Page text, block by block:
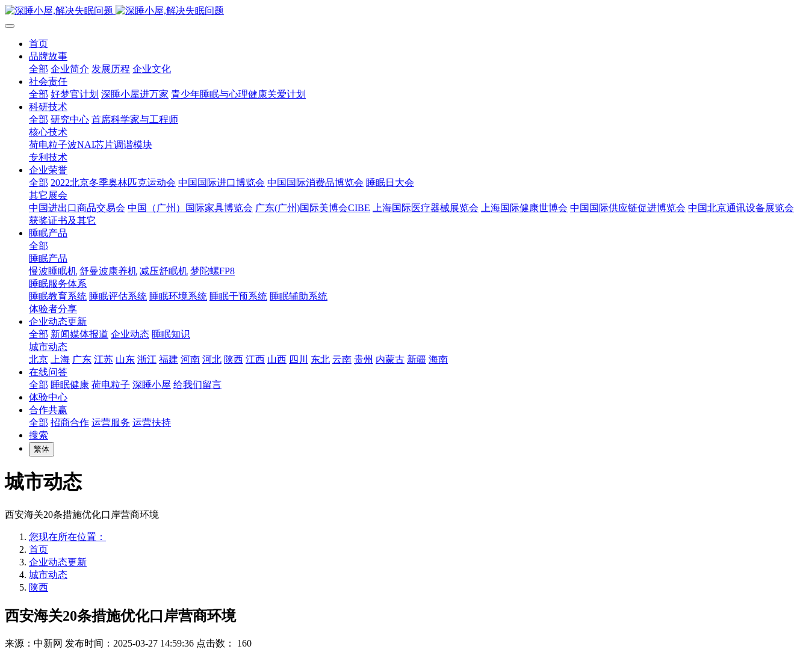
首页
品牌故事
全部 企业简介 发展历程 企业文化
社会责任
全部 好梦官计划 深睡小屋进万家 青少年睡眠与心理健康关爱计划
科研技术
全部 研究中心 首席科学家与工程师
核心技术
荷电粒子波NAI芯片调谐模块
专利技术
企业荣誉
全部 2022北京冬季奥林匹克运动会 中国国际进口博览会 中国国际消费品博览会 睡眠日大会
其它展会
中国进出口商品交易会 中国（广州）国际家具博览会 广东(广州)国际美博会CIBE 上海国际医疗器械展览会 上海国际健康世博会 中国国际供应链促进博览会 中国北京通讯设备展览会
获奖证书及其它
睡眠产品
全部
睡眠产品
慢波睡眠机 舒曼波康养机 减压舒眠机 梦陀螺FP8
睡眠服务体系
睡眠教育系统 睡眠评估系统 睡眠环境系统 睡眠干预系统 睡眠辅助系统
体验者分享
企业动态更新
全部 新闻媒体报道 企业动态 睡眠知识
城市动态
北京
上海 广东 江苏 山东 浙江 福建 河南 河北 陕西 江西 山西 四川 东北 云南 贵州 内蒙古 新疆 海南
在线问答
全部 睡眠健康 荷电粒子 深睡小屋 给我们留言
体验中心
合作共赢
全部 招商合作 运营服务 运营扶持
搜索
繁体
城市动态
西安海关20条措施优化口岸营商环境
您现在所在位置：
首页
企业动态更新
城市动态
陕西
西安海关20条措施优化口岸营商环境
来源：中新网 发布时间：2025-03-27 14:59:36 点击数： 160